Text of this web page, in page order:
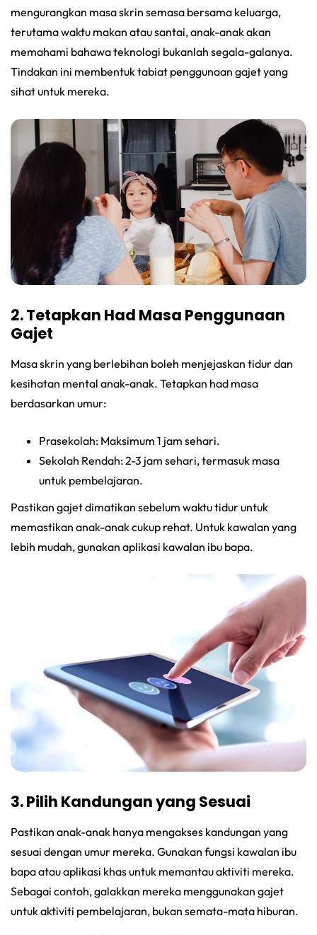
mengurangkan masa skrin semasa bersama keluarga,
terutama waktu makan atau santai, anak-anak akan
memahami bahawa teknologi bukanlah segala-galanya.
Tindakan ini membentuk tabiat penggunaan gajet yang
sihat untuk mereka.
2. Tetapkan Had Masa Penggunaan
Gajet
Masa skrin yang berlebihan boleh menjejaskan tidur dan
kesihatan mental anak-anak. Tetapkan had masa
berdasarkan umur:
Prasekolah: Maksimum 1 jam sehari.
Sekolah Rendah: 2-3 jam sehari, termasuk masa
untuk pembelajaran.
Pastikan gajet dimatikan sebelum waktu tidur untuk
memastikan anak-anak cukup rehat. Untuk kawalan yang
lebih mudah, gunakan aplikasi kawalan ibu bapa.
3. Pilih Kandungan yang Sesuai
Pastikan anak-anak hanya mengakses kandungan yang
sesuai dengan umur mereka. Gunakan fungsi kawalan ibu
bapa atau aplikasi khas untuk memantau aktiviti mereka.
Sebagai contoh, galakkan mereka menggunakan gajet
untuk aktiviti pembelajaran, bukan semata-mata hiburan.